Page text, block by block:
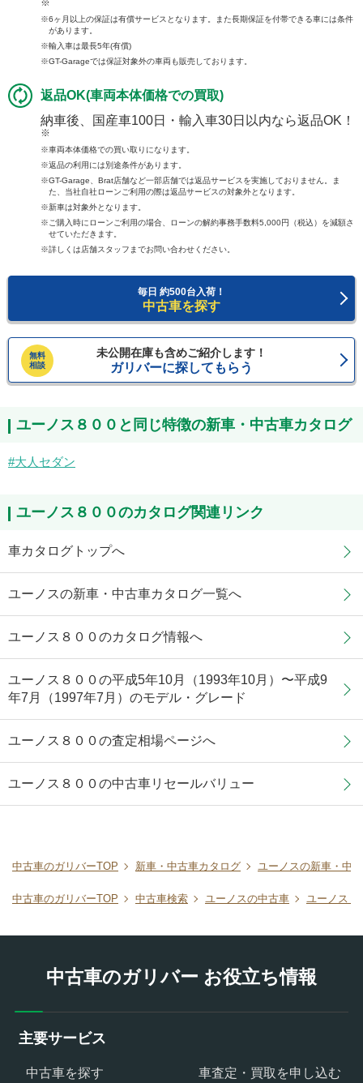
※
6ヶ月以上の保証は有償サービスとなります。また長期保証を付帯できる車には条件
があります。
輸入車は最長5年(有償)
GT-Garageでは保証対象外の車両も販売しております。
返品OK(車両本体価格での買取)
納車後、国産車100日・輸入車30日以内なら返品OK！
※
車両本体価格での買い取りになります。
返品の利用には別途条件があります。
GT-Garage、Brat店舗など一部店舗では返品サービスを実施しておりません。ま
た、当社自社ローンご利用の際は返品サービスの対象外となります。
新車は対象外となります。
ご購入時にローンご利用の場合、ローンの解約事務手数料5,000円（税込）を減額さ
せていただきます。
詳しくは店舗スタッフまでお問い合わせください。
毎日 約500台入荷！
中古車を探す
無料
相談
未公開在庫も含めご紹介します！
ガリバーに探してもらう
ユーノス８００と同じ特徴の新車・中古車カタログ
大人セダン
ユーノス８００のカタログ関連リンク
車カタログトップへ
ユーノスの新車・中古車カタログ一覧へ
ユーノス８００のカタログ情報へ
ユーノス８００の平成5年10月（1993年10月）〜平成9
年7月（1997年7月）のモデル・グレード
ユーノス８００の査定相場ページへ
ユーノス８００の中古車リセールバリュー
中古車のガリバーTOP 新車・中古車カタログ ユーノスの新車・中
中古車のガリバーTOP 中古車検索 ユーノスの中古車 ユーノス８
中古車のガリバー お役立ち情報
主要サービス
中古車を探す
車査定・買取を申し込む